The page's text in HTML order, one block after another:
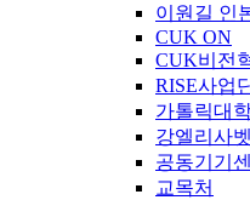
이원길 인
CUK ON
CUK비전
RISE사업
가톨릭대
강엘리사
공동기기
교목처